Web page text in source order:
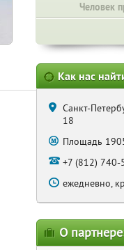
Человек
Как нас
Санкт-
18
Площадь
+7 (812) 740-
ежедневно,
О